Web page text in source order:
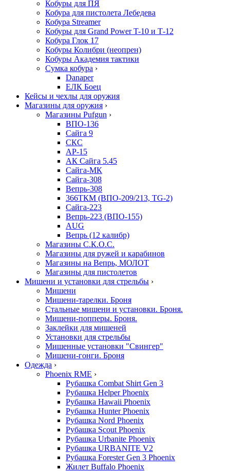
Кобуры для ПЯ
Кобура для пистолета Лебедева
Кобура Streamer
Кобуры для Grand Power T-10 и Т-12
Кобура Глок 17
Кобуры Колибри (неопрен)
Кобуры Академия тактики
Сумка кобура ›
Danaper
ЕЛК Боец
Кейсы и чехлы для оружия
Магазины для оружия ›
Магазины Pufgun ›
ВПО-136
Сайга 9
СКС
АР-15
АК Сайга 5.45
Сайга-МК
Сайга-308
Вепрь-308
366ТКМ (ВПО-209/213, TG-2)
Сайга-223
Вепрь-223 (ВПО-155)
AUG
Вепрь (12 калибр)
Магазины С.К.О.С.
Магазины для ружей и карабинов
Магазины на Вепрь, МОЛОТ
Магазины для пистолетов
Мишени и установки для стрельбы ›
Мишени
Мишени-тарелки. Броня
Стальные мишени и установки. Броня.
Мишени-попперы. Броня.
Заклейки для мишеней
Установки для стрельбы
Мишенные установки "Свингер"
Мишени-гонги. Броня
Одежда ›
Phoenix RME ›
Рубашка Combat Shirt Gen 3
Рубашка Helper Phoenix
Рубашка Hawaii Phoenix
Рубашка Hunter Phoenix
Рубашка Nord Phoenix
Рубашка Scout Phoenix
Рубашка Urbanite Phoenix
Рубашка URBANITE V2
Рубашка Forester Gen 3 Phoenix
Жилет Buffalo Phoenix